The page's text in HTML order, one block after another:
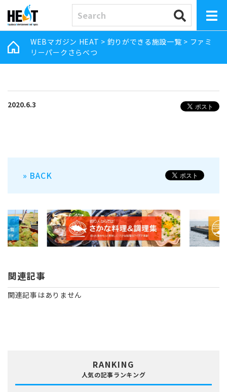
WEBマガジン HEAT > 釣りができる施設一覧 > ファミ
リーパークさらべつ
2020.6.3
» BACK
関連記事
関連記事はありません
RANKING
人気の記事ランキング